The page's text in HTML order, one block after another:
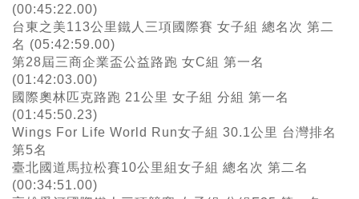
(00:45:22.00)
台東之美113公里鐵人三項國際賽 女子組 總名次 第二
名 (05:42:59.00)
第28屆三商企業盃公益路跑 女C組 第一名
(01:42:03.00)
國際奧林匹克路跑 21公里 女子組 分組 第一名
(01:45:50.23)
Wings For Life World Run女子組 30.1公里 台灣排名
第5名
臺北國道馬拉松賽10公里組女子組 總名次 第二名
(00:34:51.00)